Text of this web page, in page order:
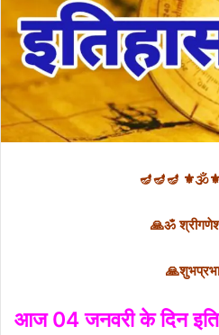
🪔🪔🪔 ⚜🕉⚜
🙏ॐ
आज 04 जनवरी के दिन